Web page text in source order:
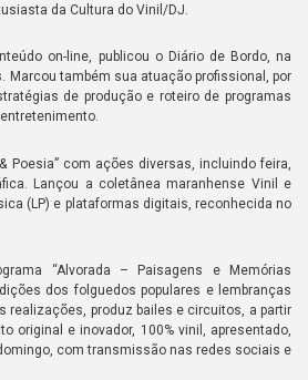
da Cultura do Vinil/DJ.
on-line, publicou o Diário de Bordo, na
Marcou também sua atuação profissional, por
de produção e roteiro de programas
Poesia” com ações diversas, incluindo feira,
Lançou a coletânea maranhense Vinil e
(LP) e plataformas digitais, reconhecida no
“Alvorada – Paisagens e Memórias
dos folguedos populares e lembranças
realizações, produz bailes e circuitos, a partir
original e inovador, 100% vinil, apresentado,
com transmissão nas redes sociais e